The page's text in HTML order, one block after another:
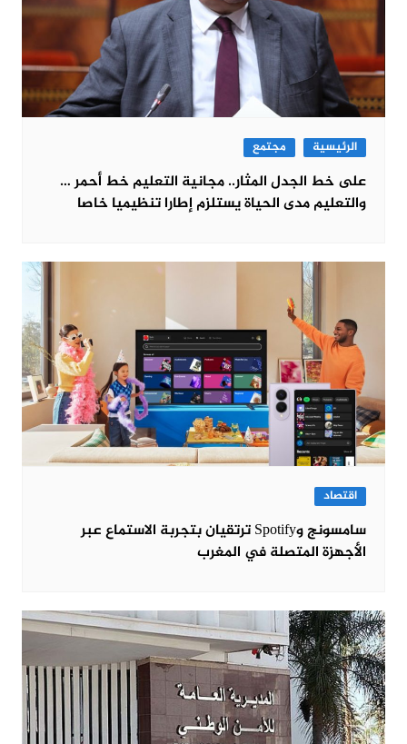
الرئيسية مجتمع
على خط الجدل المثار.. مجانية التعليم خط أحمر …
والتعليم مدى الحياة يستلزم إطارا تنظيميا خاصا
اقتصاد
سامسونج وSpotify ترتقيان بتجربة الاستماع عبر
الأجهزة المتصلة في المغرب